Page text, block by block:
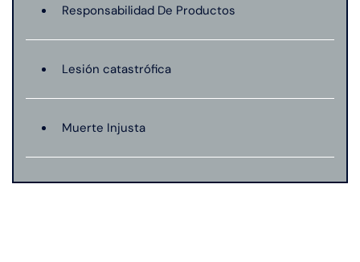
Responsabilidad De Productos
Lesión catastrófica
Muerte Injusta